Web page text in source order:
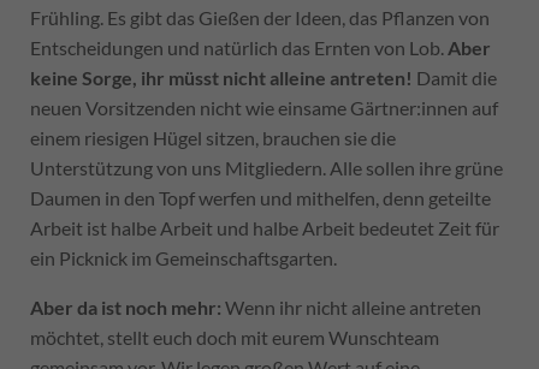
Frühling. Es gibt das Gießen der Ideen, das Pflanzen von
Entscheidungen und natürlich das Ernten von Lob. Aber
keine Sorge, ihr müsst nicht alleine antreten! Damit die
neuen Vorsitzenden nicht wie einsame Gärtner:innen auf
einem riesigen Hügel sitzen, brauchen sie die
Unterstützung von uns Mitgliedern. Alle sollen ihre grüne
Daumen in den Topf werfen und mithelfen, denn geteilte
Arbeit ist halbe Arbeit und halbe Arbeit bedeutet Zeit für
ein Picknick im Gemeinschaftsgarten.
Aber da ist noch mehr: Wenn ihr nicht alleine antreten
möchtet, stellt euch doch mit eurem Wunschteam